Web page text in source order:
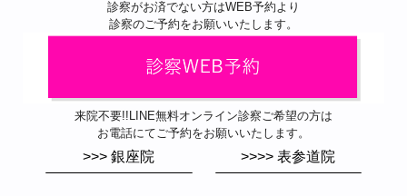
診察がお済でない方はWEB予約より
診察のご予約をお願いいたします。
来院不要!!LINE無料オンライン診察ご希望の方は
お電話にてご予約をお願いいたします。
>>> 銀座院 >>>> 表参道院